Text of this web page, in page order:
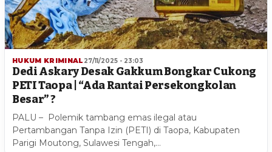
HUKUM KRIMINAL 27/11/2025 - 23:03
Dedi Askary Desak Gakkum Bongkar Cukong
PETI Taopa | “Ada Rantai Persekongkolan
Besar” ?
PALU – Polemik tambang emas ilegal atau
Pertambangan Tanpa Izin (PETI) di Taopa, Kabupaten
Parigi Moutong, Sulawesi Tengah,…